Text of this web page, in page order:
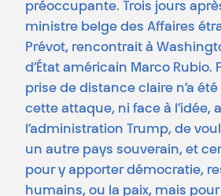
préoccupante. Trois jours
ministre belge des Affaires
Prévot, rencontrait à
d’État américain Marco Rubio.
prise de distance claire n’a
cette attaque, ni face à l’idée,
l’administration Trump, de
un autre pays souverain, et
pour y apporter démocratie,
humains, ou la paix, mais